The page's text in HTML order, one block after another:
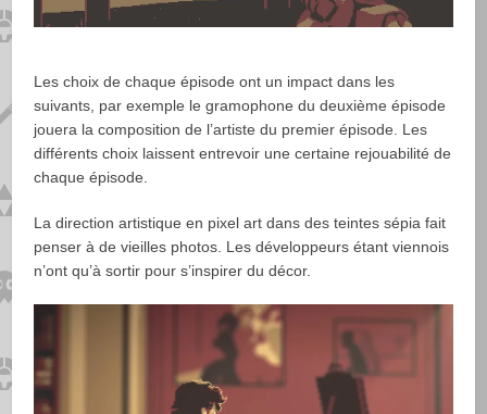
Les choix de chaque épisode ont un impact dans les
suivants, par exemple le gramophone du deuxième épisode
jouera la composition de l’artiste du premier épisode. Les
différents choix laissent entrevoir une certaine rejouabilité de
chaque épisode.
La direction artistique en pixel art dans des teintes sépia fait
penser à de vieilles photos. Les développeurs étant viennois
n’ont qu’à sortir pour s’inspirer du décor.